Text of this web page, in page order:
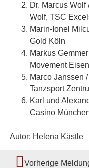
Dr. Marcus Wolf
Wolf, TSC
Marin-Ionel
Gold Köln
Markus
Movement
Marco Janssen
Tanzsport
Karl und
Casino München
Autor: Helena Kästle
Vorherige